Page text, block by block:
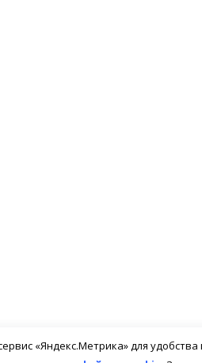
«Яндекс.Метрика» для